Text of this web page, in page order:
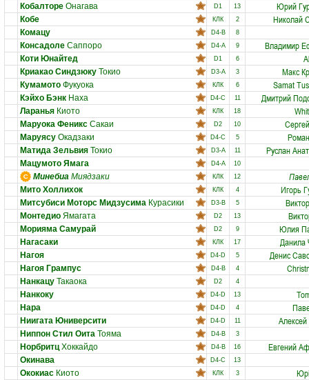
Кобалторе Онагава D1 13 Юрий
Кобе КЛК 2 Николай
Комацу D4-B 8
Консадоле Саппоро D4-A 9 Владимир
Коти Юнайтед D1 6
Криакао Синдзюку Токио D3-A 3 Макс
Кумамото Фукуока КЛК 6 Samat
Кэйхо Бэнк Наха D4-C 11 Дмитрий
Ларанья Киото КЛК 18
Маруока Феникс Сакаи D2 10
Маруясу Окадзаки D4-C 5
Матида Зельвия Токио D3-A 11 Руслан
Мацумото Ямага D4-A 10
Минебиа Миядзаки КЛК 12
Мито Холлихок КЛК 4 Игорь
Митсубиси Моторс Мидзусима Курасики D3-B 5
Монтедио Ямагата D2 13
Морияма Самурай D2 9 Юлия
Нагасаки КЛК 17 Данила
Нагоя D4-D 5 Денис
Нагоя Грампус D4-B 4
Нанкацу Такаока D2 4
Нанкоку D4-D 13
Нара D4-D 4
Ниигата Юниверсити D4-D 11
Ниппон Стил Оита Тояма D4-B 3
НорбритцХоккайдо D4-B 16 Евгений
Окинава D4-C 13
Ококиас Киото КЛК 3